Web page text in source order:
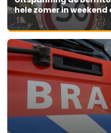
hele zomer in weekend